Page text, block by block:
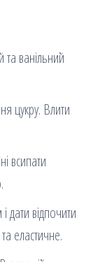
ванільний
цукру. Влити
всипати
дати відпочити
еластичне.